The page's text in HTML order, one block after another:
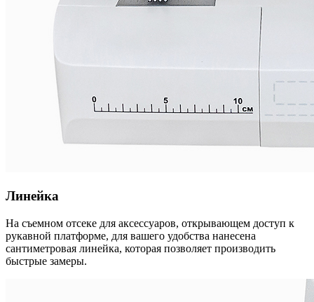
Линейка
На съемном отсеке для аксессуаров, открывающем доступ к
рукавной платформе, для вашего удобства нанесена
сантиметровая линейка, которая позволяет производить
быстрые замеры.